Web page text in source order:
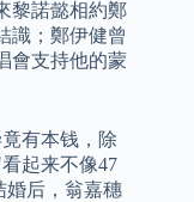
黎諾懿相約鄭
識；鄭伊健曾
會支持他的蒙
有本钱，除
起来不像47
婚后，翁嘉穗